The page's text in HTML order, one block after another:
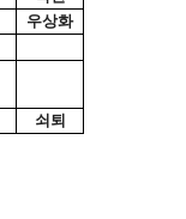
우상화
쇠퇴